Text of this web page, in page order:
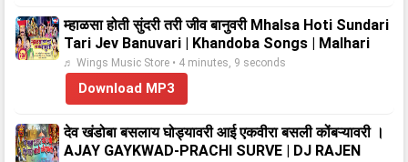
म्हाळसा होती सुंदरी तरी जीव बानुवरी Mhalsa Hoti Sundari
Tari Jev Banuvari | Khandoba Songs | Malhari
♬ Wings Music Store • 4 minutes, 9 seconds
Download MP3
देव खंडोबा बसलाय घोड्यावरी आई एकवीरा बसली कोंबऱ्यावरी ।
AJAY GAYKWAD-PRACHI SURVE | DJ RAJEN